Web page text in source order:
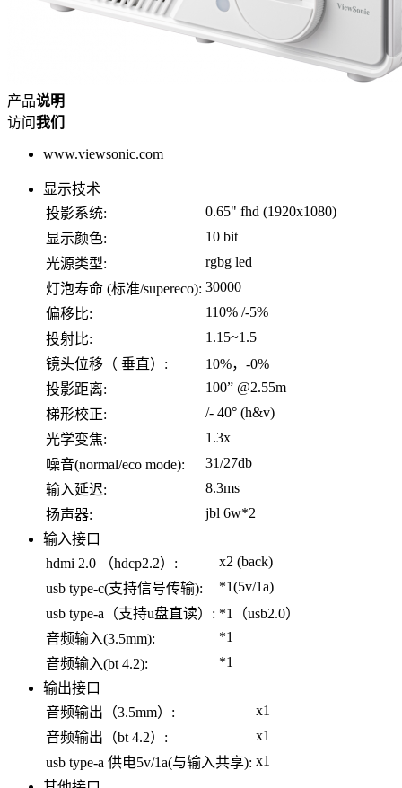
产品说明
访问我们
www.viewsonic.com
显示技术
投影系统:
0.65" fhd (1920x1080)
显示颜色:
10 bit
光源类型:
rgbg led
灯泡寿命 (标准/supereco): 30000
偏移比:
110% /-5%
投射比:
1.15~1.5
镜头位移（ 垂直）:
10%，-0%
投影距离:
100” @2.55m
梯形校正:
/- 40° (h&v)
光学变焦:
1.3x
噪音(normal/eco mode):
31/27db
输入延迟:
8.3ms
扬声器:
jbl 6w*2
输入接口
hdmi 2.0 （hdcp2.2）:
x2 (back)
usb type-c(支持信号传输):
*1(5v/1a)
usb type-a（支持u盘直读）: *1（usb2.0）
音频输入(3.5mm):
*1
音频输入(bt 4.2):
*1
输出接口
音频输出（3.5mm）:
x1
音频输出（bt 4.2）:
x1
usb type-a 供电5v/1a(与输入共享): x1